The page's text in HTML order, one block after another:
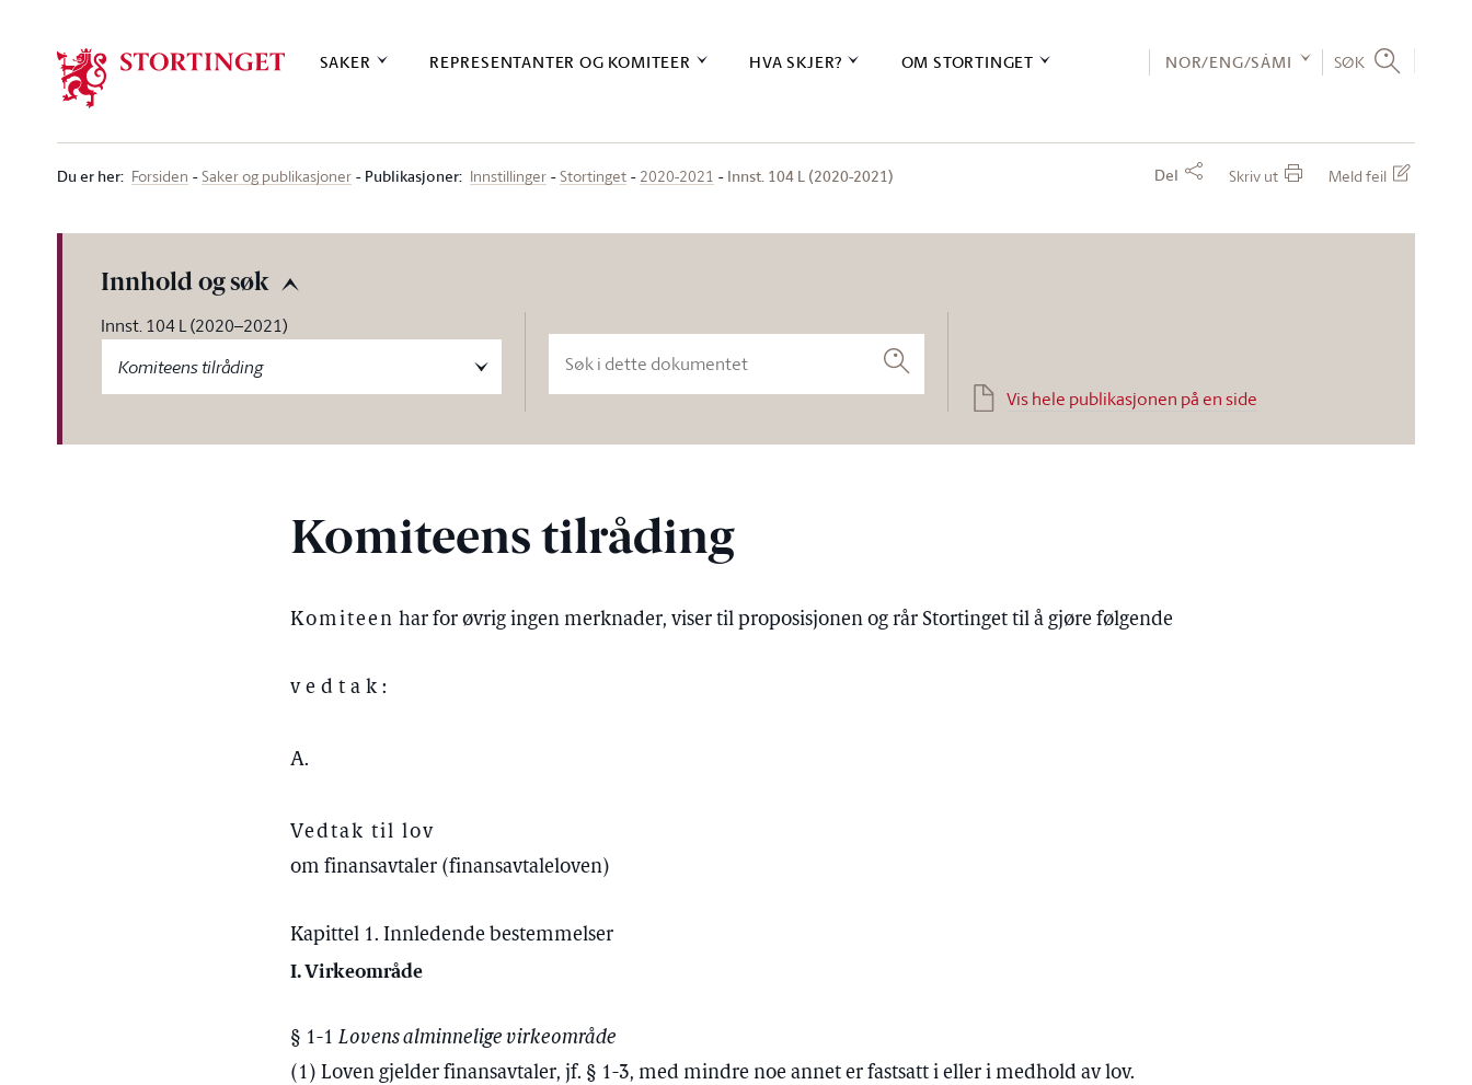
SAKER REPRESENTANTER OG KOMITEER HVA SKJER? OM STORTINGET NOR/ENG/SÁMI SØK
Du er her: Forsiden Saker og publikasjoner Publikasjoner: Innstillinger Stortinget 2020-2021 Innst. 104 L (2020-2021) Del Skriv ut Meld feil
Innhold og søk
Innst. 104 L (2020–2021)
Komiteens tilråding
Søk
Vis hele publikasjonen på en side
Komiteens tilråding
Komiteen har for øvrig ingen merknader, viser til proposisjonen og rår Stortinget til å gjøre følgende
vedtak:
A.
Vedtak til lov
om finansavtaler (finansavtaleloven)
Kapittel 1. Innledende bestemmelser
I. Virkeområde
§ 1-1Lovens alminnelige virkeområde
(1) Loven gjelder finansavtaler, jf. § 1-3, med mindre noe annet er fastsatt i eller i medhold av lov.